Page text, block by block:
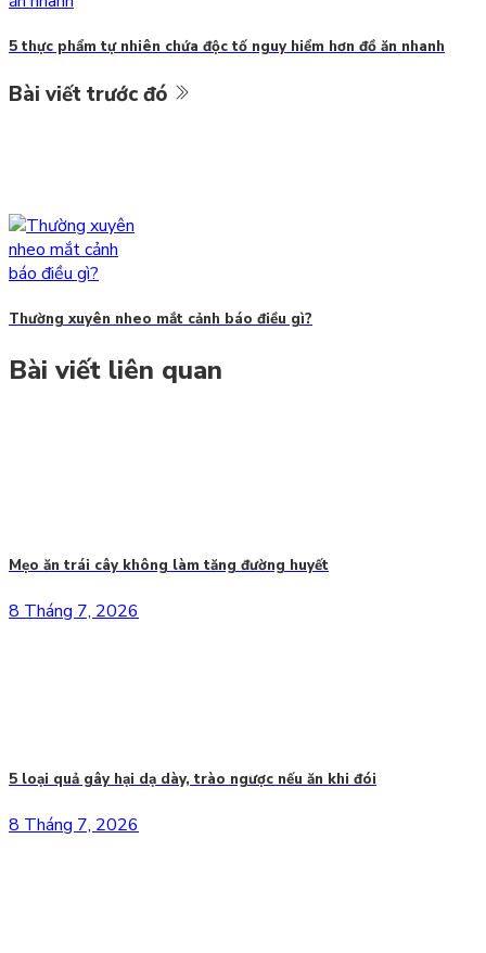
5 thực phẩm tự nhiên chứa độc tố nguy hiểm hơn đồ ăn nhanh
Bài viết trước đó
Thường xuyên nheo mắt cảnh báo điều gì?
Bài viết liên quan
Mẹo ăn trái cây không làm tăng đường huyết
8 Tháng 7, 2026
5 loại quả gây hại dạ dày, trào ngược nếu ăn khi đói
8 Tháng 7, 2026